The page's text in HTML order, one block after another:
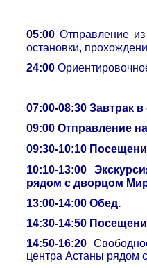
05:00 Отправление
остановки,
24:00
07:00-08:30 Завтрак в
09:00 Отправление
09:30-10:10
10:10-13:00
рядом с дворцом
13:00-14:00 Обед.
14:30-14:50
14:50-16:20
центра Астаны рядом